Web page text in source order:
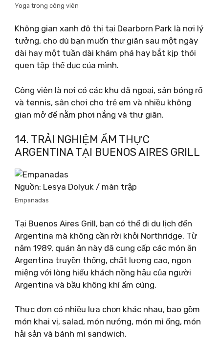
Yoga trong công viên
Không gian xanh đô thị tại Dearborn Park là nơi lý
tưởng, cho dù bạn muốn thư giãn sau một ngày
dài hay một tuần dài khám phá hay bắt kịp thói
quen tập thể dục của mình.
Công viên là nơi có các khu dã ngoại, sân bóng rổ
và tennis, sân chơi cho trẻ em và nhiều không
gian mở để nằm phơi nắng và thư giãn.
14. TRẢI NGHIỆM ẨM THỰC
ARGENTINA TẠI BUENOS AIRES GRILL
Nguồn: Lesya Dolyuk / màn trập
Empanadas
Tại Buenos Aires Grill, bạn có thể đi du lịch đến
Argentina mà không cần rời khỏi Northridge. Từ
năm 1989, quán ăn này đã cung cấp các món ăn
Argentina truyền thống, chất lượng cao, ngon
miệng với lòng hiếu khách nồng hậu của người
Argentina và bầu không khí ấm cúng.
Thực đơn có nhiều lựa chọn khác nhau, bao gồm
món khai vị, salad, món nướng, món mì ống, món
hải sản và bánh mì sandwich.